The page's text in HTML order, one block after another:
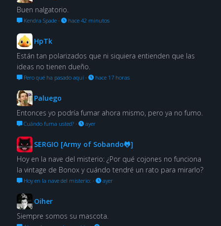
Buen nalgatorio.
Kendra Spade· hace 42 minutos
HpTk
Están tan polarizados que ni siquiera entienden que las
ideas no tienen dueño.
Pero qué ha pasado aquí· hace 17 horas
Paluego
Entonces yo podría fumar ahora mismo, pero ya no fumo.
Cuándo fuma usted?· ayer
SERGIO [Army of Sobando🐸]
Hoy en la nave del misterio: ¿Por qué cojones no funciona
la vintage de Bonox y cuándo tendré un rato para mirarlo?
Hoy en la nave del misterio: · ayer
Oiher
Siempre somos su mascota.